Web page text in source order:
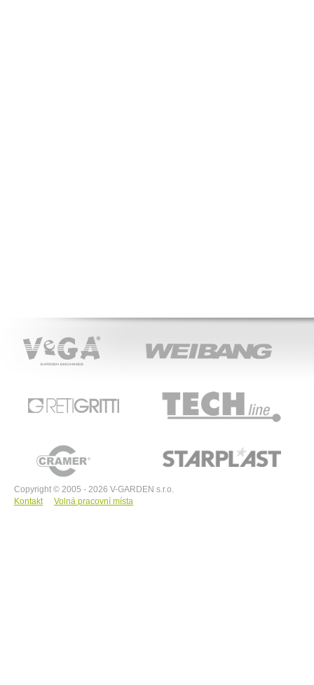
Copyright © 2005 - 2026 V-GARDEN s.r.o.
Kontakt
Volná pracovní místa